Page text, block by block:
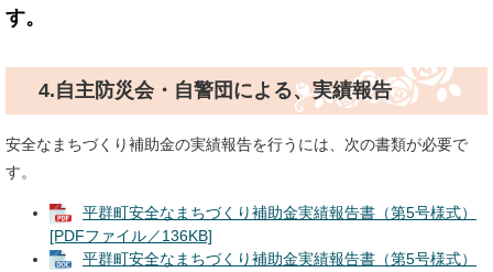
す。
4.自主防災会・自警団による、実績報告
安全なまちづくり補助金の実績報告を行うには、次の書類が必要で
す。
平群町安全なまちづくり補助金実績報告書（第5号様式）
[PDFファイル／136KB]
平群町安全なまちづくり補助金実績報告書（第5号様式）